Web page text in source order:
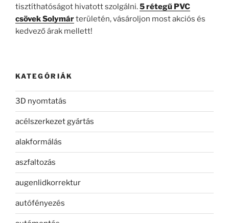
tisztíthatóságot hivatott szolgálni.5 rétegű PVC
csövek Solymárterületén, vásároljon most akciós és
kedvező árak mellett!
KATEGÓRIÁK
3D nyomtatás
acélszerkezet gyártás
alakformálás
aszfaltozás
augenlidkorrektur
autófényezés